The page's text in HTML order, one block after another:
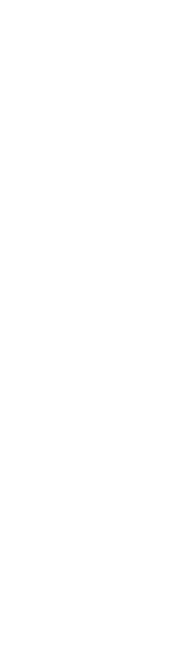
zukünftige
Betriebsleiterin
und
) Handwerk
möglich ist,
und